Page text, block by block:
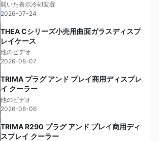
開いた表示冷却装置
2026-07-24
THEA Cシリーズ小売用曲面ガラスディスプ
レイケース
他のビデオ
2026-08-07
TRIMA プラグ アンド プレイ商用ディスプレ
イ クーラー
他のビデオ
2026-08-06
TRIMA R290 プラグ アンド プレイ商用ディ
スプレイ クーラー